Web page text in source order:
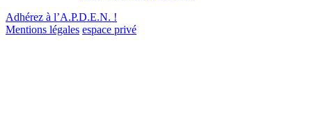
Adhérez à l’A.P.D.E.N. !
Mentions légales espace privé